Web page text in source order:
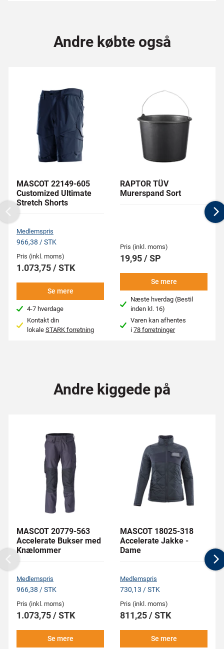
Andre købte også
MASCOT 22149-605
Customized Ultimate
Stretch Shorts
Medlemspris
966,38 / STK
Pris (inkl. moms)
1.073,75 / STK
Se mere
4-7 hverdage
Kontakt din
lokale STARK forretning
RAPTOR TÜV
Murerspand Sort
Pris (inkl. moms)
19,95 / SP
Se mere
Næste hverdag (Bestil
inden kl. 16)
Varen kan afhentes
i78 forretninger
Previous
Andre kiggede på
MASCOT 20779-563
Accelerate Bukser med
Knælommer
Medlemspris
966,38 / STK
Pris (inkl. moms)
1.073,75 / STK
Se mere
MASCOT 18025-318
Accelerate Jakke -
Dame
Medlemspris
730,13 / STK
Pris (inkl. moms)
811,25 / STK
Se mere
Previous